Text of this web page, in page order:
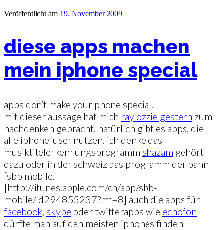
Veröffentlicht am 19. November 2009
diese apps machen
mein iphone special
apps don’t make your phone special.
mit dieser aussage hat mich ray ozzie gestern zum
nachdenken gebracht. natürlich gibt es apps, die
alle iphone-user nutzen. ich denke das
musiktitelerkennungsprogramm shazam gehört
dazu oder in der schweiz das programm der bahn –
[sbb mobile.
|http://itunes.apple.com/ch/app/sbb-
mobile/id294855237?mt=8] auch die apps für
facebook, skype oder twitterapps wie echofon
dürfte man auf den meisten iphones finden.